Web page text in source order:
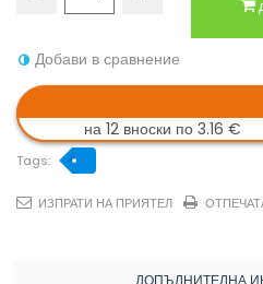
Добави в сравнение
на 12 вноски по 3.16 €
Tags:
ИЗПРАТИ НА ПРИЯТЕЛ